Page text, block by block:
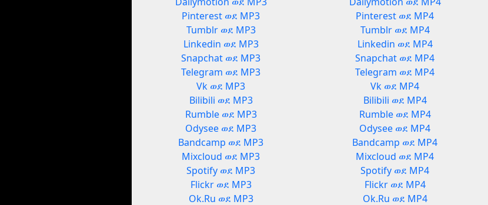
Pinterest ወደ MP3
Tumblr ወደ MP3
Linkedin ወደ MP3
Snapchat ወደ MP3
Telegram ወደ MP3
Vk ወደ MP3
Bilibili ወደ MP3
Rumble ወደ MP3
Odysee ወደ MP3
Bandcamp ወደ MP3
Mixcloud ወደ MP3
Spotify ወደ MP3
Flickr ወደ MP3
Ok.Ru ወደ MP3
Pinterest ወደ MP4
Tumblr ወደ MP4
Linkedin ወደ MP4
Snapchat ወደ MP4
Telegram ወደ MP4
Vk ወደ MP4
Bilibili ወደ MP4
Rumble ወደ MP4
Odysee ወደ MP4
Bandcamp ወደ MP4
Mixcloud ወደ MP4
Spotify ወደ MP4
Flickr ወደ MP4
Ok.Ru ወደ MP4